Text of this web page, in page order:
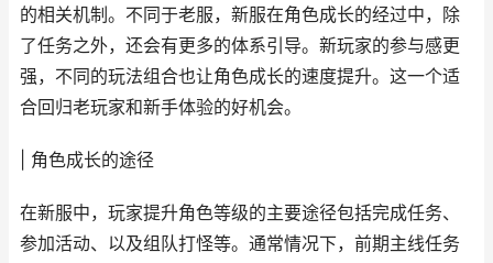
的相关机制。不同于老服，新服在角色成长的经过中，除
了任务之外，还会有更多的体系引导。新玩家的参与感更
强，不同的玩法组合也让角色成长的速度提升。这一个适
合回归老玩家和新手体验的好机会。
| 角色成长的途径
在新服中，玩家提升角色等级的主要途径包括完成任务、
参加活动、以及组队打怪等。通常情况下，前期主线任务